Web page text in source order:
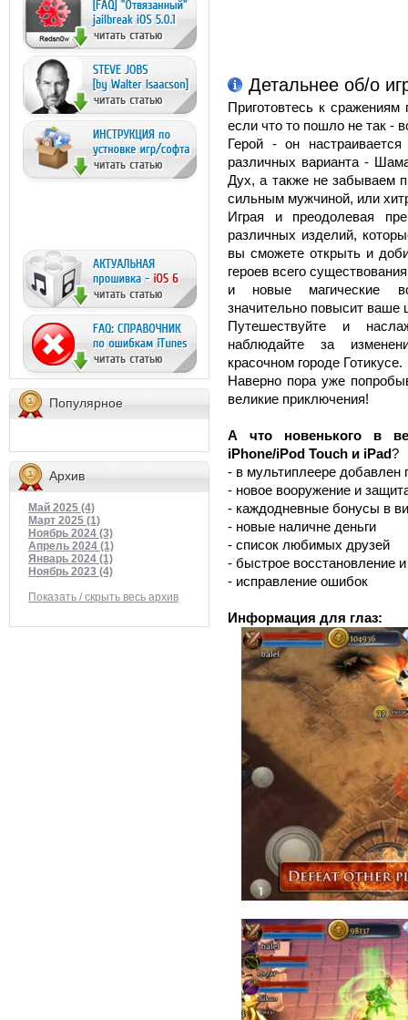
Популярное
Архив
Май 2025 (4)
Март 2025 (1)
Ноябрь 2024 (3)
Апрель 2024 (1)
Январь 2024 (1)
Ноябрь 2023 (4)
Показать / скрыть весь архив
Детальнее об/о
Приготовтесь к
если что то пошло не так -
Герой - он
различных варианта -
Дух, а также не забываем
сильным мужчиной, или
Играя и преодолевая
различных изделий,
вы сможете открыть и
героев всего
и новые магические
значительно повысит
Путешествуйте и
наблюдайте за
красочном городе Готикусе.
Наверно пора уже
великие приключения!
А что новенького в
iPhone/iPod Touch и iPad?
- в мультиплеере добавлен
- новое вооружение и
- каждодневные бонусы в
- новые наличне деньги
- список любимых друзей
- быстрое восстановление
- исправление ошибок
Информация для глаз: